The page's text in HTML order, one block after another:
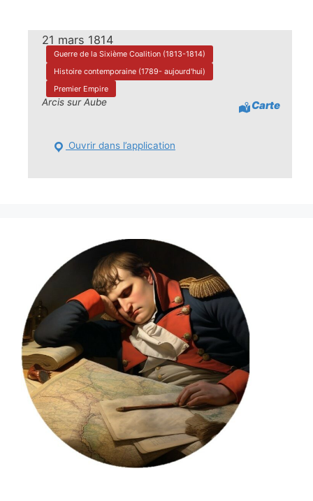
21 mars 1814
Guerre de la Sixième Coalition (1813-1814)
Histoire contemporaine (1789- aujourd'hui)
Premier Empire
Arcis sur Aube Carte
Ouvrir dans l’application